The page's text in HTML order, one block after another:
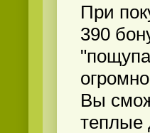
При
390
Вы
теплые